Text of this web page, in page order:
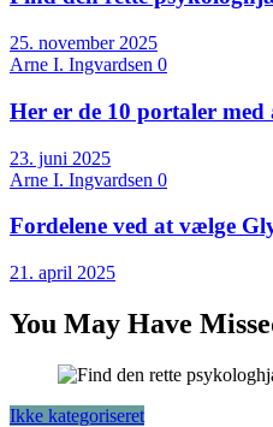
25. november 2025
Arne I. Ingvardsen 0
Her er de 10 portaler
23. juni 2025
Arne I. Ingvardsen 0
Fordelene ved at vælge
21. april 2025
You May Have
Ikke kategoriseret